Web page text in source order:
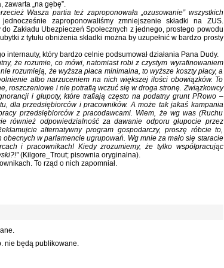
„na gębę”.
Wasza partia też zaproponowała „ozusowanie” wszystkich
zaproponowaliśmy zmniejszenie składki na ZUS.
Zakładu Ubezpieczeń Społecznych z jednego, prostego powodu
z tytułu obniżenia składki można by uzupełnić w bardzo prosty
który bardzo celnie podsumował działania Pana Dudy.
że rozumie, co mówi, natomiast robi z czystym wyrafinowaniem
rozumieją, że wyższa płaca minimalna, to wyższe koszty płacy, a
albo narzuceniem na nich większej ilości obowiązków. To
roszczeniowe i nie potrafią wczuć się w droga stronę. Związkowcy
i głupoty, które trafiają często na podatny grunt PRowo –
dla przedsiębiorców i pracowników. A może tak jakaś kampania
przedsiębiorców z pracodawcami. Wiem, że wg was (Ruchu
również odpowiedzialność za dawanie odporu głupocie przez
alternatywny program gospodarczy, proszę róbcie to,
w parlamencie ugrupowań. Wg mnie za mało się staracie
i pracownikach! Kiedy zrozumiemy, że tylko współpracując
(Kilgore_Trout; pisownia oryginalna).
To rząd o nich zapomniał.
nie będą publikowane.